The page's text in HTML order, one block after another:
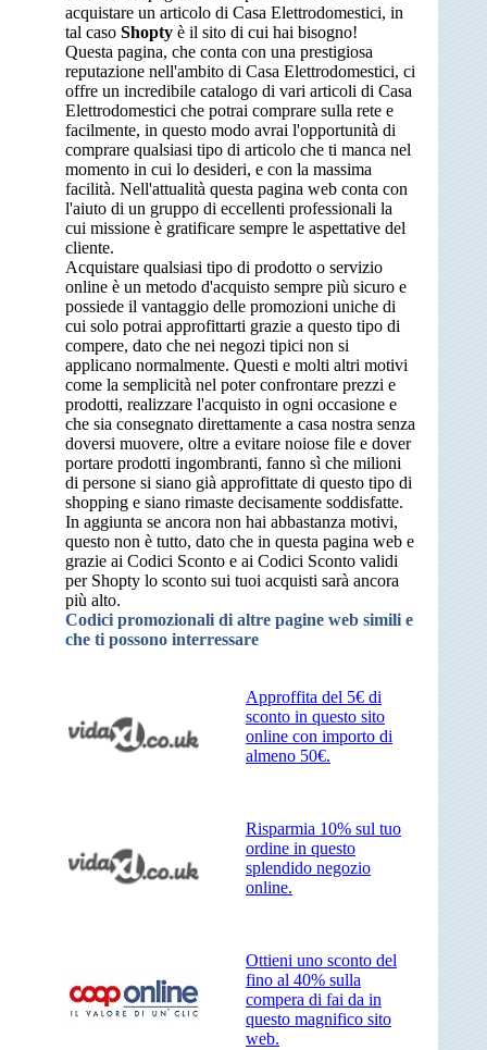
acquistare un articolo di Casa Elettrodomestici, in
tal caso Shopty è il sito di cui hai bisogno!
Questa pagina, che conta con una prestigiosa
reputazione nell'ambito di Casa Elettrodomestici, ci
offre un incredibile catalogo di vari articoli di Casa
Elettrodomestici che potrai comprare sulla rete e
facilmente, in questo modo avrai l'opportunità di
comprare qualsiasi tipo di articolo che ti manca nel
momento in cui lo desideri, e con la massima
facilità. Nell'attualità questa pagina web conta con
l'aiuto di un gruppo di eccellenti professionali la
cui missione è gratificare sempre le aspettative del
cliente.
Acquistare qualsiasi tipo di prodotto o servizio
online è un metodo d'acquisto sempre più sicuro e
possiede il vantaggio delle promozioni uniche di
cui solo potrai approfittarti grazie a questo tipo di
compere, dato che nei negozi tipici non si
applicano normalmente. Questi e molti altri motivi
come la semplicità nel poter confrontare prezzi e
prodotti, realizzare l'acquisto in ogni occasione e
che sia consegnato direttamente a casa nostra senza
doversi muovere, oltre a evitare noiose file e dover
portare prodotti ingombranti, fanno sì che milioni
di persone si siano già approfittate di questo tipo di
shopping e siano rimaste decisamente soddisfatte.
In aggiunta se ancora non hai abbastanza motivi,
questo non è tutto, dato che in questa pagina web e
grazie ai Codici Sconto e ai Codici Sconto validi
per Shopty lo sconto sui tuoi acquisti sarà ancora
più alto.
Codici promozionali di altre pagine web simili e
che ti possono interressare
Approffita del 5€ di
sconto in questo sito
online con importo di
almeno 50€.
Risparmia 10% sul tuo
ordine in questo
splendido negozio
online.
Ottieni uno sconto del
fino al 40% sulla
compera di fai da in
questo magnifico sito
web.